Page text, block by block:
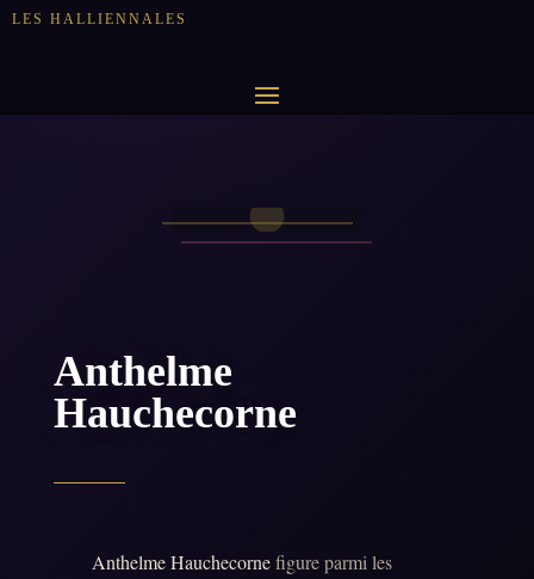
LES HALLIENNALES
Anthelme
Hauchecorne
Anthelme Hauchecornefigure parmi les